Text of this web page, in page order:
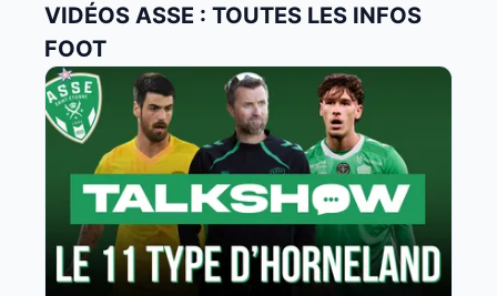
VIDÉOS ASSE : TOUTES LES INFOS
FOOT